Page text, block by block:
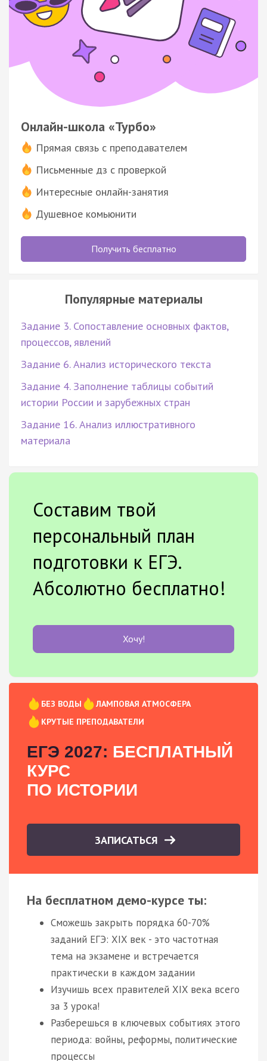
Онлайн-школа «Турбо»
Прямая связь с преподавателем
Письменные дз с проверкой
Интересные онлайн-занятия
Душевное комьюнити
Получить бесплатно
Популярные материалы
Задание 3. Сопоставление основных фактов,
процессов, явлений
Задание 6. Анализ исторического текста
Задание 4. Заполнение таблицы событий
истории России и зарубежных стран
Задание 16. Анализ иллюстративного
материала
Составим твой
персональный план
подготовки к ЕГЭ.
Абсолютно бесплатно!
Хочу!
БЕЗ ВОДЫ
ЛАМПОВАЯ АТМОСФЕРА
КРУТЫЕ ПРЕПОДАВАТЕЛИ
ЕГЭ 2027: БЕСПЛАТНЫЙ
КУРС
ПО ИСТОРИИ
ЗАПИСАТЬСЯ
На бесплатном демо-курсе ты:
Сможешь закрыть порядка 60-70%
заданий ЕГЭ: XIX век - это частотная
тема на экзамене и встречается
практически в каждом задании
Изучишь всех правителей XIX века всего
за 3 урока!
Разберешься в ключевых событиях этого
периода: войны, реформы, политические
процессы